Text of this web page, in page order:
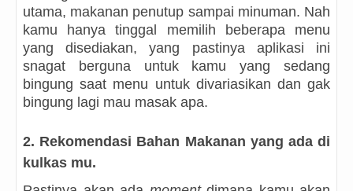
utama, makanan penutup sampai minuman. Nah
kamu hanya tinggal memilih beberapa menu
yang disediakan, yang pastinya aplikasi ini
snagat berguna untuk kamu yang sedang
bingung saat menu untuk divariasikan dan gak
bingung lagi mau masak apa.
2. Rekomendasi Bahan Makanan yang ada di
kulkas mu.